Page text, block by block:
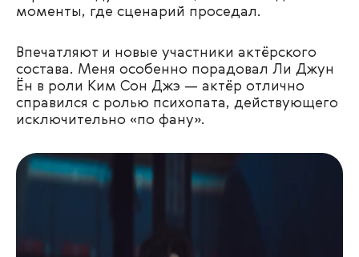
моменты, где сценарий проседал.
Впечатляют и новые участники актёрского
состава. Меня особенно порадовал Ли Джун
Ён в роли Ким Сон Джэ — актёр отлично
справился с ролью психопата, действующего
исключительно «по фану».